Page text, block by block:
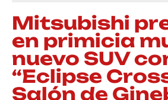
Mitsubishi
en primicia
nuevo SUV
“Eclipse
Salón de